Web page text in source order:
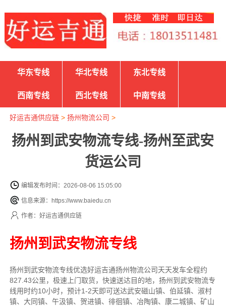
华东专线 华北专线 东北专线
西南专线 西北专线 中南专线
好运吉通供应链> 扬州物流公司 >
扬州到武安物流专线-扬州至武安
货运公司
编辑发布时间：2026-08-06 15:05:00
信息来源：https://www.baiedu.cn
作者：好运吉通供应链
扬州到武安物流专线
扬州到武安物流专线优选好运吉通扬州物流公司天天发车全程约
827.43公里， 极速上门取货，快速送达目的地，扬州到武安物流专
线用时约10小时，预计1-2天即可送达武安磁山镇、伯延镇、淑村
镇、大同镇、午汲镇、贺进镇、徘徊镇、冶陶镇、康二城镇、矿山